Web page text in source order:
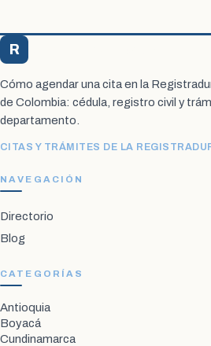
R
Cómo agendar una cita en la
de Colombia: cédula, registro civil y
departamento.
CITAS Y TRÁMITES DE LA
NAVEGACIÓN
Directorio
Blog
CATEGORÍAS
Antioquia
Boyacá
Cundinamarca